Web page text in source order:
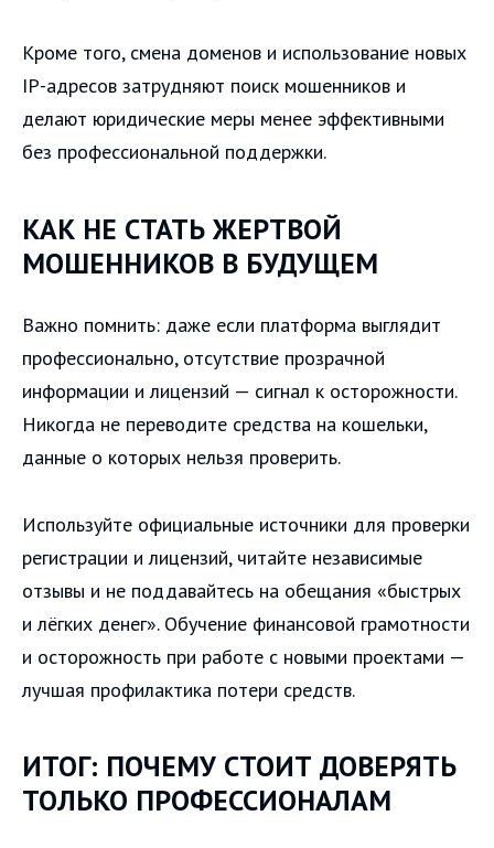
Кроме того, смена доменов и использование новых
IP-адресов затрудняют поиск мошенников и
делают юридические меры менее эффективными
без профессиональной поддержки.
КАК НЕ СТАТЬ ЖЕРТВОЙ
МОШЕННИКОВ В БУДУЩЕМ
Важно помнить: даже если платформа выглядит
профессионально, отсутствие прозрачной
информации и лицензий — сигнал к осторожности.
Никогда не переводите средства на кошельки,
данные о которых нельзя проверить.
Используйте официальные источники для проверки
регистрации и лицензий, читайте независимые
отзывы и не поддавайтесь на обещания «быстрых
и лёгких денег». Обучение финансовой грамотности
и осторожность при работе с новыми проектами —
лучшая профилактика потери средств.
ИТОГ: ПОЧЕМУ СТОИТ ДОВЕРЯТЬ
ТОЛЬКО ПРОФЕССИОНАЛАМ